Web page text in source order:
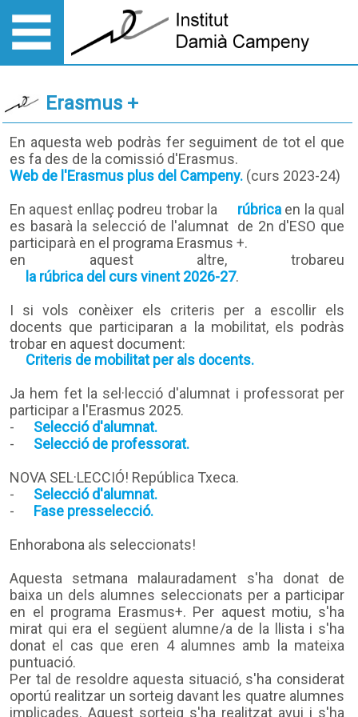
Erasmus +
En aquesta web podràs fer seguiment de tot el que
es fa des de la comissió d'Erasmus.
Web de l'Erasmus plus del Campeny. (curs 2023-24)
En aquest enllaç podreu trobar la
rúbricaen la qual
es basarà la selecció de l'alumnat de 2n d'ESO que
participarà en el programa Erasmus +.
en aquest altre, trobareu
la rúbrica del curs vinent 2026-27.
I si vols conèixer els criteris per a escollir els
docents que participaran a la mobilitat, els podràs
trobar en aquest document:
Criteris de mobilitat per als docents.
Ja hem fet la sel·lecció d'alumnat i professorat per
participar a l'Erasmus 2025.
-
Selecció d'alumnat.
-
Selecció de professorat.
NOVA SEL·LECCIÓ! República Txeca.
-
Selecció d'alumnat.
-
Fase presselecció.
Enhorabona als seleccionats!
Aquesta setmana malauradament s'ha donat de
baixa un dels alumnes seleccionats per a participar
en el programa Erasmus+. Per aquest motiu, s'ha
mirat qui era el següent alumne/a de la llista i s'ha
donat el cas que eren 4 alumnes amb la mateixa
puntuació.
Per tal de resoldre aquesta situació, s'ha considerat
oportú realitzar un sorteig davant les quatre alumnes
implicades. Aquest sorteig s'ha realitzat avui i s'ha